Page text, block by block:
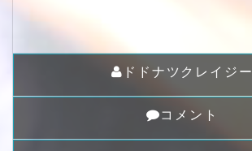
ドドナツクレイジー
コメント